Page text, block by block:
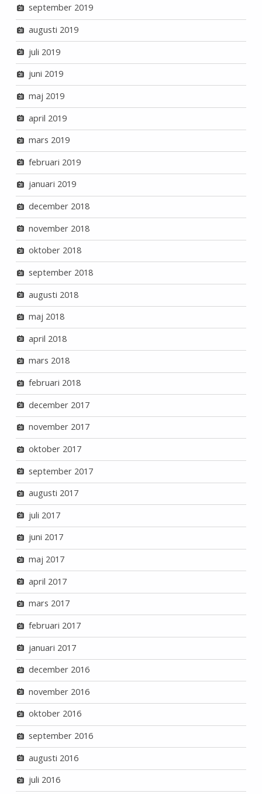
september 2019
augusti 2019
juli 2019
juni 2019
maj 2019
april 2019
mars 2019
februari 2019
januari 2019
december 2018
november 2018
oktober 2018
september 2018
augusti 2018
maj 2018
april 2018
mars 2018
februari 2018
december 2017
november 2017
oktober 2017
september 2017
augusti 2017
juli 2017
juni 2017
maj 2017
april 2017
mars 2017
februari 2017
januari 2017
december 2016
november 2016
oktober 2016
september 2016
augusti 2016
juli 2016